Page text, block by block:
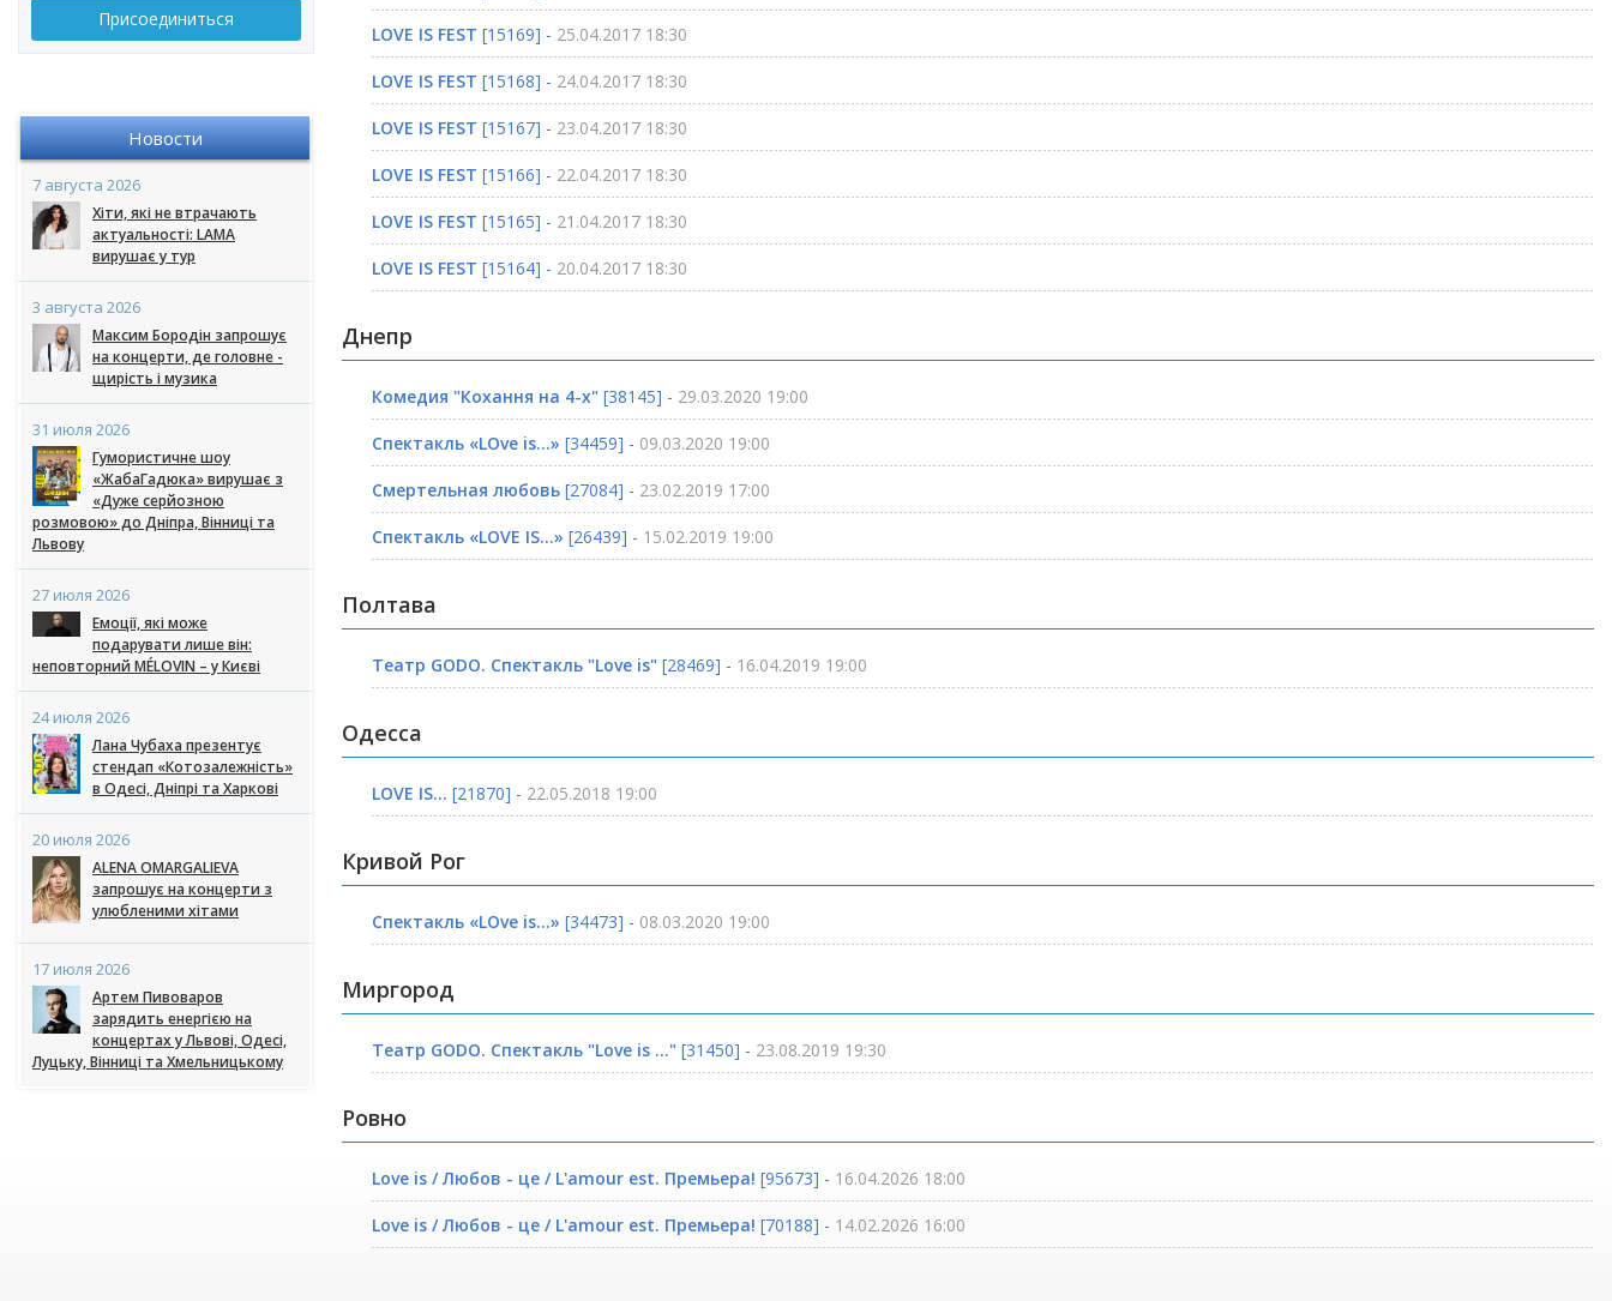
Присоединиться
Новости
7 августа 2026
Хіти, які не втрачають
актуальності: LAMA
вирушає у тур
3 августа 2026
Максим Бородін запрошує
на концерти, де головне -
щирість і музика
31 июля 2026
Гумористичне шоу
«ЖабаГадюка» вирушає з
«Дуже серйозною
розмовою» до Дніпра, Вінниці та
Львову
27 июля 2026
Емоції, які може
подарувати лише він:
неповторний MÉLOVIN – у Києві
24 июля 2026
Лана Чубаха презентує
стендап «Котозалежність»
в Одесі, Дніпрі та Харкові
20 июля 2026
ALENA OMARGALIEVA
запрошує на концерти з
улюбленими хітами
17 июля 2026
Артем Пивоваров
зарядить енергією на
концертах у Львові, Одесі,
Луцьку, Вінниці та Хмельницькому
LOVE IS FEST [15169] - 25.04.2017 18:30
LOVE IS FEST [15168] - 24.04.2017 18:30
LOVE IS FEST [15167] - 23.04.2017 18:30
LOVE IS FEST [15166] - 22.04.2017 18:30
LOVE IS FEST [15165] - 21.04.2017 18:30
LOVE IS FEST [15164] - 20.04.2017 18:30
Днепр
Комедия "Кохання на 4-х" [38145] - 29.03.2020 19:00
Спектакль «LOve is...» [34459] - 09.03.2020 19:00
Смертельная любовь [27084] - 23.02.2019 17:00
Спектакль «LOVE IS...» [26439] - 15.02.2019 19:00
Полтава
Театр GODO. Спектакль "Love is" [28469] - 16.04.2019 19:00
Одесса
LOVE IS... [21870] - 22.05.2018 19:00
Кривой Рог
Спектакль «LOve is...» [34473] - 08.03.2020 19:00
Миргород
Театр GODO. Спектакль "Love is ..." [31450] - 23.08.2019 19:30
Ровно
Love is / Любов - це / L'amour est. Премьера! [95673] - 16.04.2026 18:00
Love is / Любов - це / L'amour est. Премьера! [70188] - 14.02.2026 16:00